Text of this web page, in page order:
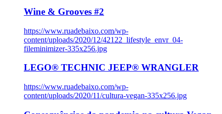
Wine & Grooves #2
https://www.ruadebaixo.com/wp-
content/uploads/2020/12/42122_lifestyle_envr_04-
fileminimizer-335x256.jpg
LEGO® TECHNIC JEEP® WRANGLER
https://www.ruadebaixo.com/wp-
content/uploads/2020/11/cultura-vegan-335x256.jpg